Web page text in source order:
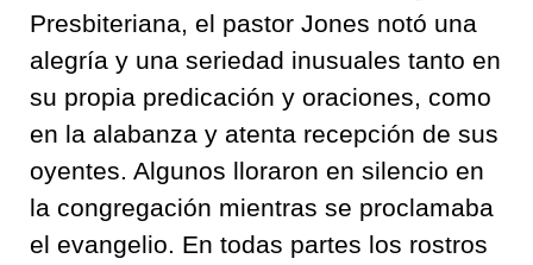
Presbiteriana, el pastor Jones notó una
alegría y una seriedad inusuales tanto en
su propia predicación y oraciones, como
en la alabanza y atenta recepción de sus
oyentes. Algunos lloraron en silencio en
la congregación mientras se proclamaba
el evangelio. En todas partes los rostros